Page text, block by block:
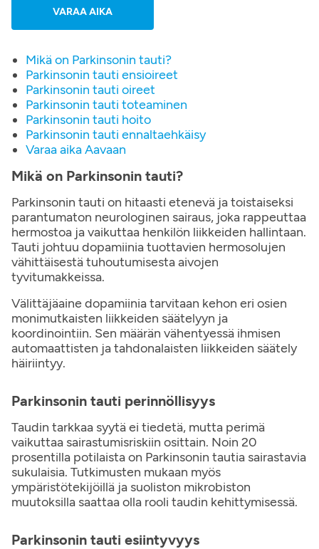
VARAA AIKA
Mikä on Parkinsonin tauti?
Parkinsonin tauti ensioireet
Parkinsonin tauti oireet
Parkinsonin tauti toteaminen
Parkinsonin tauti hoito
Parkinsonin tauti ennaltaehkäisy
Varaa aika Aavaan
Mikä on Parkinsonin tauti?
Parkinsonin tauti on hitaasti etenevä ja toistaiseksi
parantumaton neurologinen sairaus, joka rappeuttaa
hermostoa ja vaikuttaa henkilön liikkeiden hallintaan.
Tauti johtuu dopamiinia tuottavien hermosolujen
vähittäisestä tuhoutumisesta aivojen
tyvitumakkeissa.
Välittäjäaine dopamiinia tarvitaan kehon eri osien
monimutkaisten liikkeiden säätelyyn ja
koordinointiin. Sen määrän vähentyessä ihmisen
automaattisten ja tahdonalaisten liikkeiden säätely
häiriintyy.
Parkinsonin tauti perinnöllisyys
Taudin tarkkaa syytä ei tiedetä, mutta perimä
vaikuttaa sairastumisriskiin osittain. Noin 20
prosentilla potilaista on Parkinsonin tautia sairastavia
sukulaisia. Tutkimusten mukaan myös
ympäristötekijöillä ja suoliston mikrobiston
muutoksilla saattaa olla rooli taudin kehittymisessä.
Parkinsonin tauti esiintyvyys